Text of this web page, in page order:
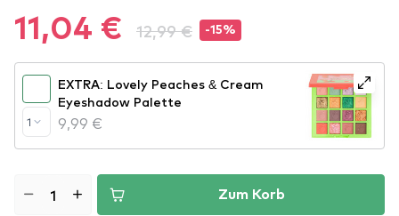
11,04 € 12,99 € -15%
1
EXTRA: Lovely Peaches & Cream
Eyeshadow Palette
9,99 €
Zum Korb